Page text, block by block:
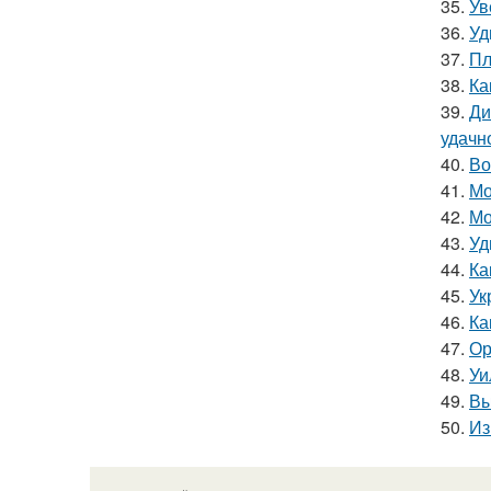
35.
36.
37.
38.
39.
40.
41.
42.
43.
44.
45.
46.
47.
48.
49.
50.